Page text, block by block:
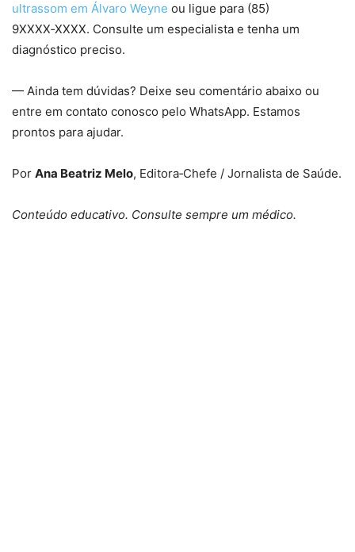
ultrassom em Álvaro Weyne ou ligue para (85)
9XXXX‑XXXX. Consulte um especialista e tenha um
diagnóstico preciso.
— Ainda tem dúvidas? Deixe seu comentário abaixo ou
entre em contato conosco pelo WhatsApp. Estamos
prontos para ajudar.
Por Ana Beatriz Melo, Editora‑Chefe / Jornalista de Saúde.
Conteúdo educativo. Consulte sempre um médico.